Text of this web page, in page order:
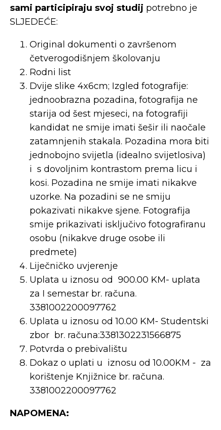
sami participiraju svoj studij potrebno je
SLJEDEĆE:
Original dokumenti o završenom
četverogodišnjem školovanju
Rodni list
Dvije slike 4x6cm; Izgled fotografije:
jednoobrazna pozadina, fotografija ne
starija od šest mjeseci, na fotografiji
kandidat ne smije imati šešir ili naočale
zatamnjenih stakala. Pozadina mora biti
jednobojno svijetla (idealno svijetlosiva)
i s dovoljnim kontrastom prema licu i
kosi. Pozadina ne smije imati nikakve
uzorke. Na pozadini se ne smiju
pokazivati nikakve sjene. Fotografija
smije prikazivati isključivo fotografiranu
osobu (nikakve druge osobe ili
predmete)
Liječničko uvjerenje
Uplata u iznosu od 900.00 KM- uplata
za I semestar br. računa.
3381002200097762
Uplata u iznosu od 10.00 KM- Studentski
zbor br. računa:3381302231566875
Potvrda o prebivalištu
Dokaz o uplati u iznosu od 10.00KM - za
korištenje Knjižnice br. računa.
3381002200097762
NAPOMENA: